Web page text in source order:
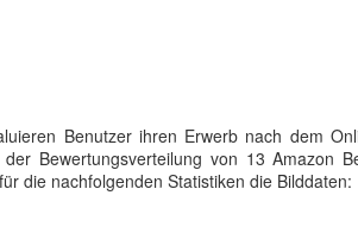
Benutzer ihren Erwerb nach dem
Bewertungsverteilung von 13 Amazon
die nachfolgenden Statistiken die Bilddaten: